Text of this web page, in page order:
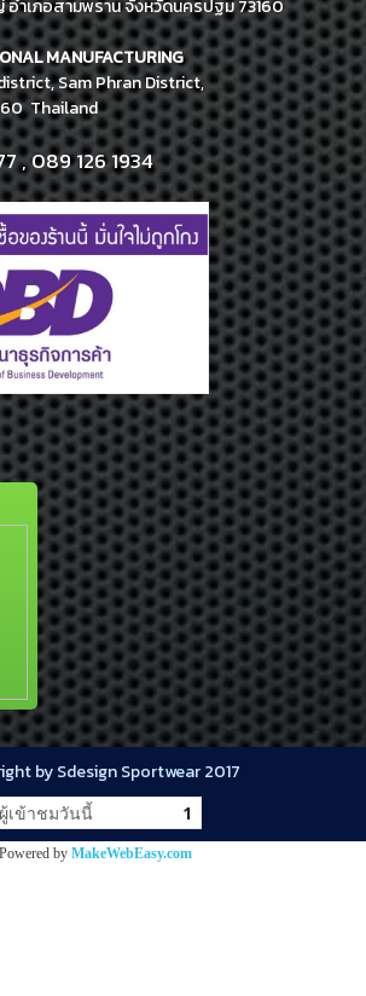
ำเภอสามพราน จังหวัดนครปฐม 73160
MANUFACTURING
Sam Phran District,
Thailand
, 089 126 1934
by Sdesign Sportwear 2017
ผู้เข้าชมวันนี้ 1
Powered by MakeWebEasy.com